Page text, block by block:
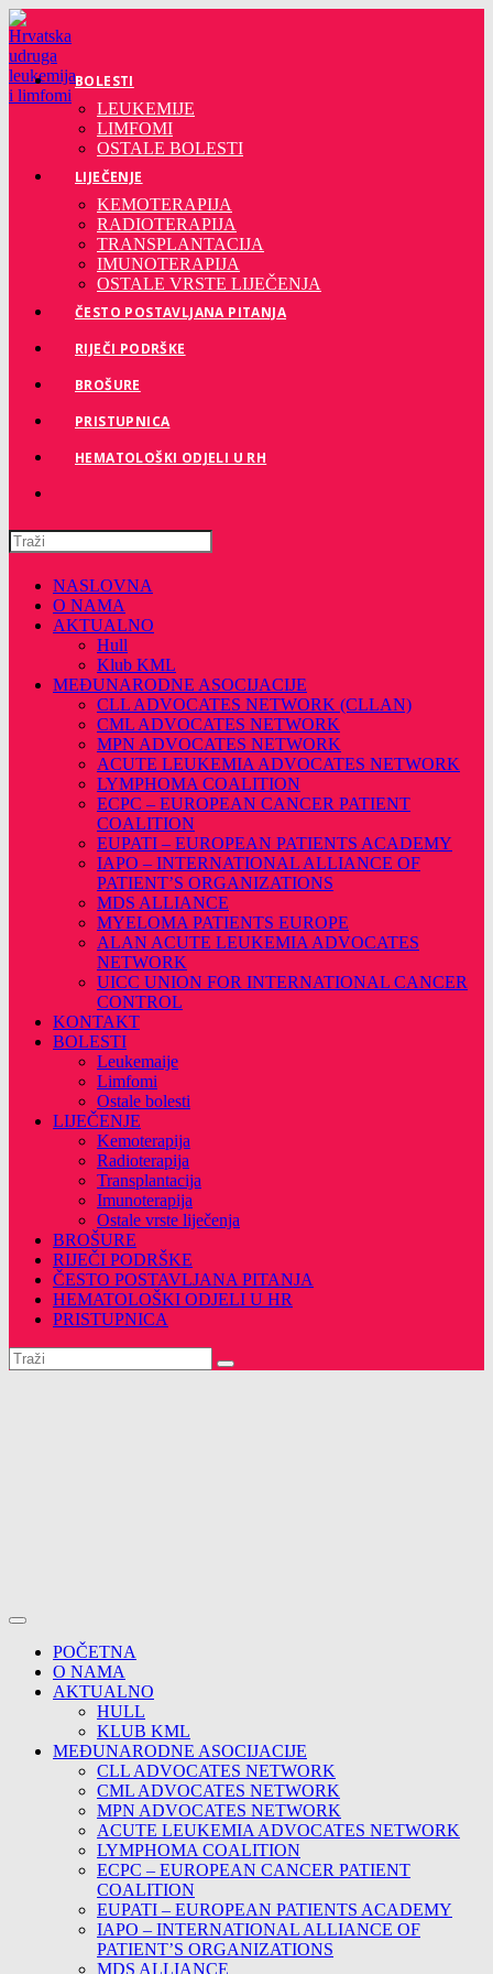
Preskoči
na
sadržaj
BOLESTI
LEUKEMIJE
LIMFOMI
OSTALE BOLESTI
LIJEČENJE
KEMOTERAPIJA
RADIOTERAPIJA
TRANSPLANTACIJA
IMUNOTERAPIJA
OSTALE VRSTE LIJEČENJA
ČESTO POSTAVLJANA PITANJA
RIJEČI PODRŠKE
BROŠURE
PRISTUPNICA
HEMATOLOŠKI ODJELI U RH
Pretražite
ovu
stranicu
NASLOVNA
O NAMA
AKTUALNO
Hull
Klub KML
MEĐUNARODNE ASOCIJACIJE
CLL ADVOCATES NETWORK (CLLAN)
CML ADVOCATES NETWORK
MPN ADVOCATES NETWORK
ACUTE LEUKEMIA ADVOCATES NETWORK
LYMPHOMA COALITION
ECPC – EUROPEAN CANCER PATIENT
COALITION
EUPATI – EUROPEAN PATIENTS ACADEMY
IAPO – INTERNATIONAL ALLIANCE OF
PATIENT’S ORGANIZATIONS
MDS ALLIANCE
MYELOMA PATIENTS EUROPE
ALAN ACUTE LEUKEMIA ADVOCATES
NETWORK
UICC UNION FOR INTERNATIONAL CANCER
CONTROL
KONTAKT
BOLESTI
Leukemaije
Limfomi
Ostale bolesti
LIJEČENJE
Kemoterapija
Radioterapija
Transplantacija
Imunoterapija
Ostale vrste liječenja
BROŠURE
RIJEČI PODRŠKE
ČESTO POSTAVLJANA PITANJA
HEMATOLOŠKI ODJELI U HR
PRISTUPNICA
POČETNA
O NAMA
AKTUALNO
HULL
KLUB KML
MEĐUNARODNE ASOCIJACIJE
CLL ADVOCATES NETWORK
CML ADVOCATES NETWORK
MPN ADVOCATES NETWORK
ACUTE LEUKEMIA ADVOCATES NETWORK
LYMPHOMA COALITION
ECPC – EUROPEAN CANCER PATIENT
COALITION
EUPATI – EUROPEAN PATIENTS ACADEMY
IAPO – INTERNATIONAL ALLIANCE OF
PATIENT’S ORGANIZATIONS
MDS ALLIANCE